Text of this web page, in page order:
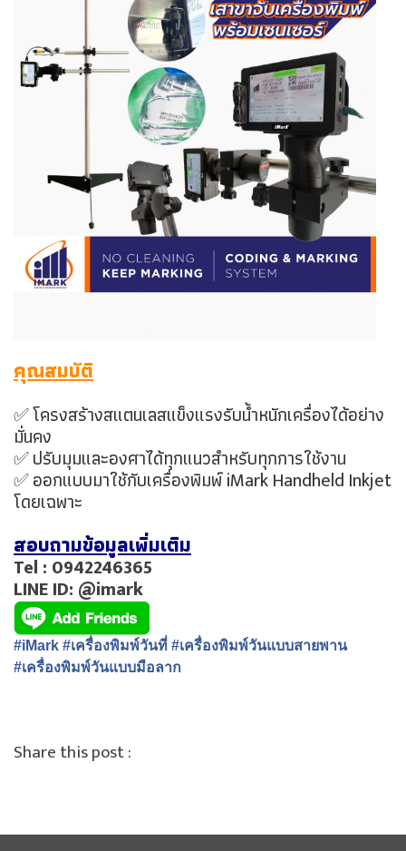
คุณสมบัติ
✅ โครงสร้างสแตนเลสแข็งแรงรับน้ำหนักเครื่องได้อย่าง
มั่นคง
✅ ปรับมุมและองศาได้ทุกแนวสำหรับทุกการใช้งาน
✅ ออกแบบมาใช้กับเครื่องพิมพ์ iMark Handheld Inkjet
โดยเฉพาะ
สอบถามข้อมูลเพิ่มเติม
Tel : 0942246365
LINE ID: @imark
#iMark #เครื่องพิมพ์วันที่ #เครื่องพิมพ์วันแบบสายพาน
#เครื่องพิมพ์วันแบบมือลาก
Share this post :